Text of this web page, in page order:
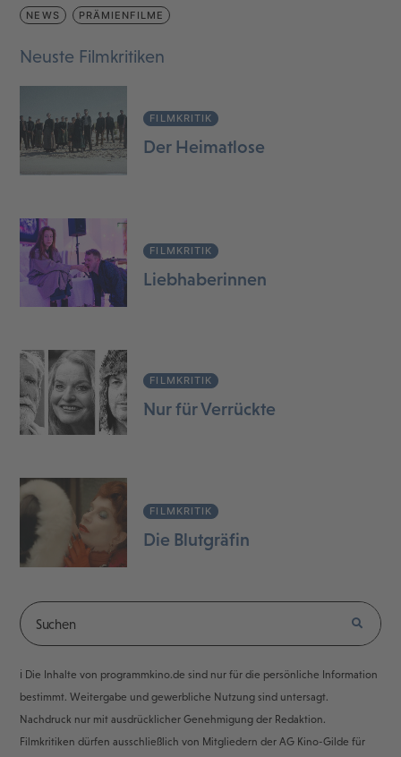
NEWS PRÄMIENFILME
Neuste Filmkritiken
FILMKRITIK
Der Heimatlose
FILMKRITIK
Liebhaberinnen
FILMKRITIK
Nur für Verrückte
FILMKRITIK
Die Blutgräfin
ℹ️ Die Inhalte von programmkino.de sind nur für die persönliche Information
bestimmt. Weitergabe und gewerbliche Nutzung sind untersagt.
Nachdruck nur mit ausdrücklicher Genehmigung der Redaktion.
Filmkritiken dürfen ausschließlich von Mitgliedern der AG Kino-Gilde für